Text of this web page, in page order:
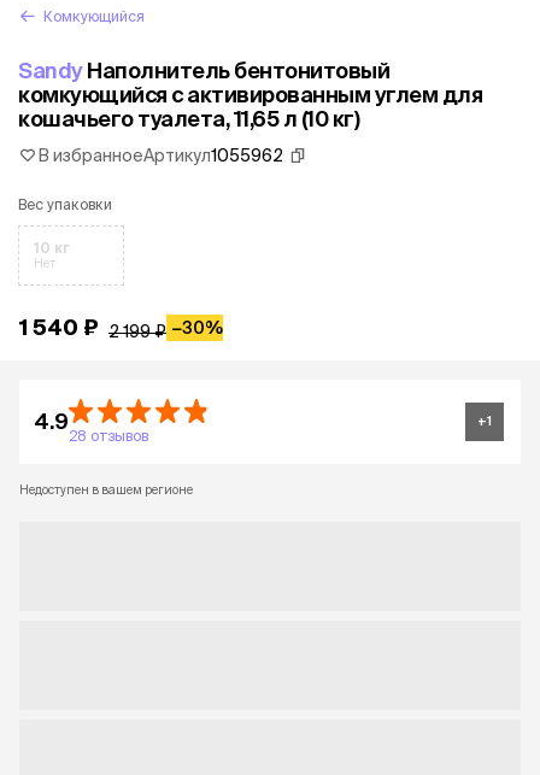
Комкующийся
SandyНаполнитель бентонитовый
комкующийся с активированным углем для
кошачьего туалета, 11,65 л (10 кг)
В избранноеАртикул1055962
Вес упаковки
10 кг
Нет
1 540 ₽ 2 199 ₽ −30%
4.9
28 отзывов
+1
Недоступен в вашем регионе